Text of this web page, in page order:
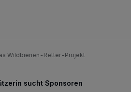
Wildbienen-Retter-Projekt
sucht Sponsoren